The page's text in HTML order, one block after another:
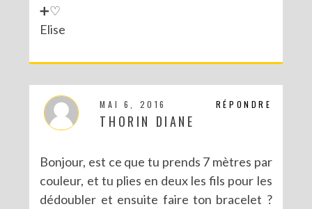
➕♡
Elise
RÉPONDRE
MAI 6, 2016
THORIN DIANE
Bonjour, est ce que tu prends 7 mètres par
couleur, et tu plies en deux les fils pour les
dédoubler et ensuite faire ton bracelet ?